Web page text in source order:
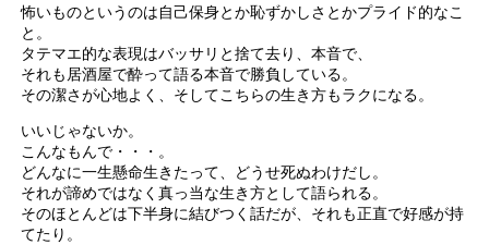
怖いものというのは自己保身とか恥ずかしさとかプライド的なこ
と。
タテマエ的な表現はバッサリと捨て去り、本音で、
それも居酒屋で酔って語る本音で勝負している。
その潔さが心地よく、そしてこちらの生き方もラクになる。
いいじゃないか。
こんなもんで・・・。
どんなに一生懸命生きたって、どうせ死ぬわけだし。
それが諦めではなく真っ当な生き方として語られる。
そのほとんどは下半身に結びつく話だが、それも正直で好感が持
てたり。